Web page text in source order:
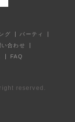
グ
パーティ
い合わせ
FAQ
reserved.